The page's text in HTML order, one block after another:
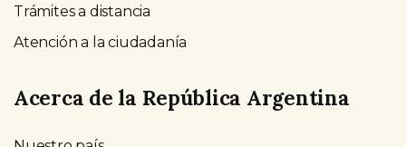
Trámites a distancia
Atención a la ciudadanía
Acerca de la República Argentina